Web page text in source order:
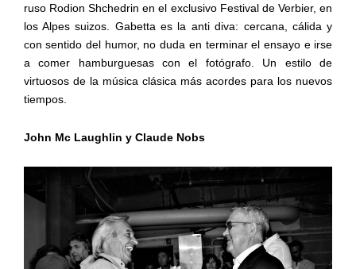
ruso Rodion Shchedrin en el exclusivo Festival de Verbier, en
los Alpes suizos. Gabetta es la anti diva: cercana, cálida y
con sentido del humor, no duda en terminar el ensayo e irse
a comer hamburguesas con el fotógrafo. Un estilo de
virtuosos de la música clásica más acordes para los nuevos
tiempos.
John Mc Laughlin y Claude Nobs